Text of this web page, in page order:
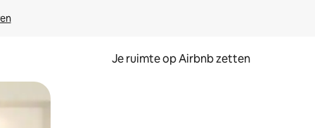
Je ruimte op Airbnb zetten